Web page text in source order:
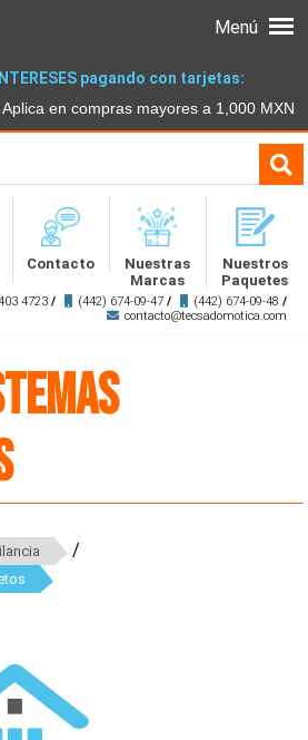
pagando con tarjetas:
Aplica en compras mayores a 1,000 MXN
Contacto
Nuestras
Marcas
Nuestros
Paquetes
4723 / (442) 674-09-47 / (442) 674-09-48 /
contacto@tecsadomotica.com
Menú
/